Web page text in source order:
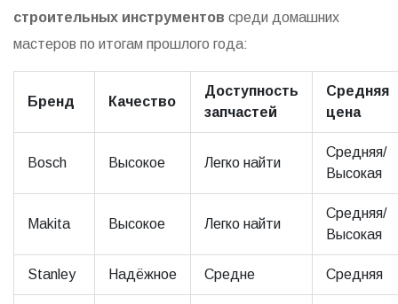
строительных инструментов среди домашних
мастеров по итогам прошлого года:
Бренд Качество
Доступность
запчастей
Средняя
цена
Bosch Высокое Легко найти
Средняя/
Высокая
Makita Высокое Легко найти
Средняя/
Высокая
Stanley Надёжное Средне Средняя